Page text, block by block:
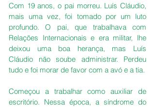
Com 19 anos, o pai morreu. Luís Cláudio,
mais uma vez, foi tomado por um luto
profundo. O pai, que trabalhava com
Relações Internacionais e era militar, lhe
deixou uma boa herança, mas Luís
Cláudio não soube administrar. Perdeu
Começou a trabalhar como auxiliar de
escritório. Nessa época, a síndrome do